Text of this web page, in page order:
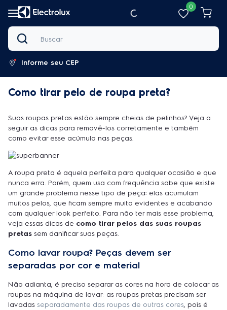
0
Buscar
Informe seu CEP
Como tirar pelo de roupa preta?
Suas roupas pretas estão sempre cheias de pelinhos? Veja a
seguir as dicas para removê-los corretamente e também
como evitar esse acúmulo nas peças.
A roupa preta é aquela perfeita para qualquer ocasião e que
nunca erra. Porém, quem usa com frequência sabe que existe
um grande problema nesse tipo de peça: elas acumulam
muitos pelos, que ficam sempre muito evidentes e acabando
com qualquer look perfeito. Para não ter mais esse problema,
veja essas dicas de como tirar pelos das suas roupas
pretas sem danificar suas peças.
Como lavar roupa? Peças devem ser
separadas por cor e material
Não adianta, é preciso separar as cores na hora de colocar as
roupas na máquina de lavar: as roupas pretas precisam ser
lavadas separadamente das roupas de outras cores, pois é